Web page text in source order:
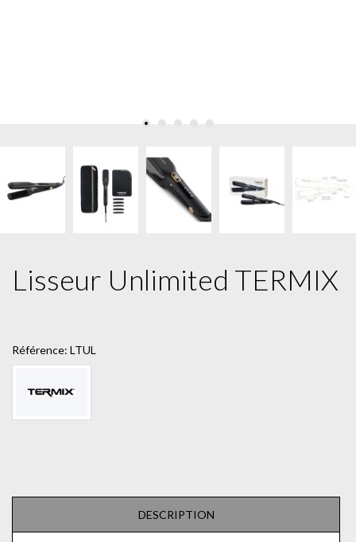
Lisseur Unlimited TERMIX
Référence: LTUL
DESCRIPTION